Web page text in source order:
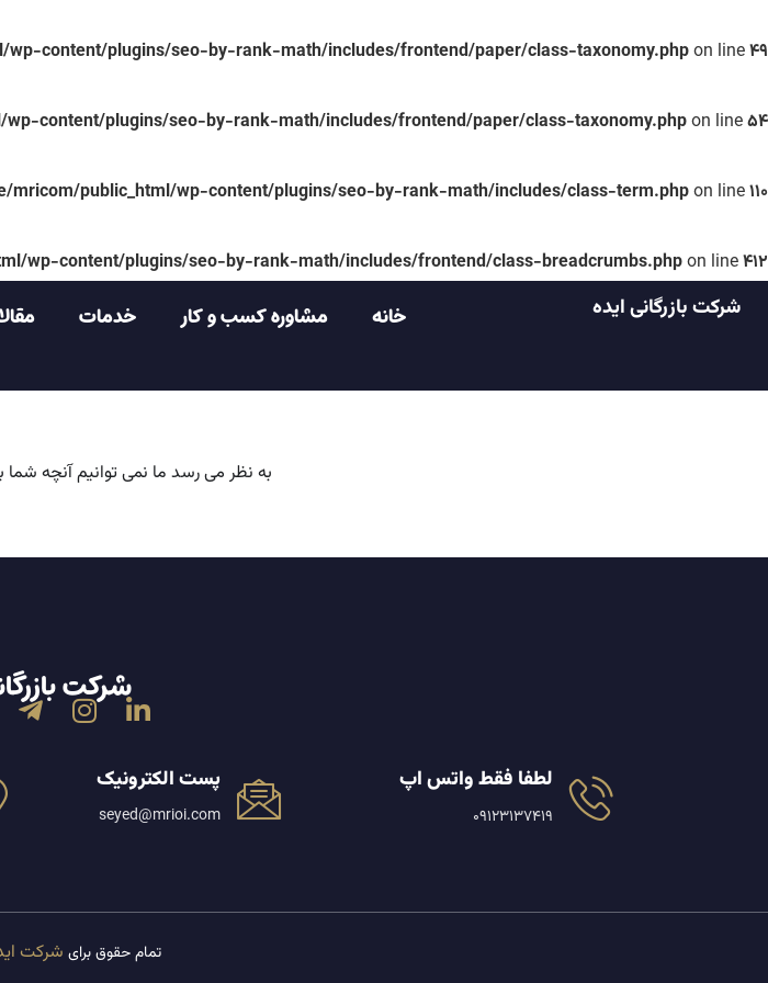
wp-content/plugins/seo-by-rank-math/includes/frontend/paper/class-taxonomy.phpon line49
content/plugins/seo-by-rank-math/includes/frontend/paper/class-taxonomy.phpon line54
mricom/public_html/wp-content/plugins/seo-by-rank-math/includes/class-term.phpon line110
wp-content/plugins/seo-by-rank-math/includes/frontend/class-breadcrumbs.phpon line412
شرکت بازرگانی ایده خانه مشاوره کسب و کار خدمات
به نظر می رسد ما نمی توانیم آنچه شما
شرکت
لطفا فقط واتس اپ
09123137419
پست الکترونیک
seyed@mrioi.com
تمام حقوق برای شرکت